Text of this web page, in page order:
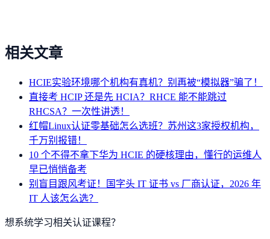
相关文章
HCIE实验环境哪个机构有真机？别再被“模拟器”骗了！
直接考 HCIP 还是先 HCIA？RHCE 能不能跳过
RHCSA？一次性讲透！
红帽Linux认证零基础怎么选班？苏州这3家授权机构，
千万别报错！
10 个不得不拿下华为 HCIE 的硬核理由，懂行的运维人
早已悄悄备考
别盲目跟风考证！国字头 IT 证书 vs 厂商认证，2026 年
IT 人该怎么选？
想系统学习相关认证课程？